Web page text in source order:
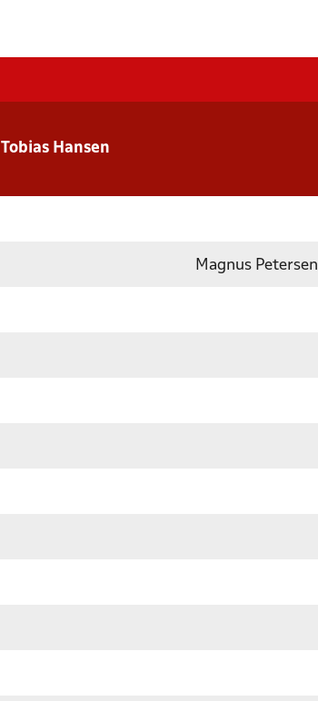
Tobias Hansen
Magnus Petersen